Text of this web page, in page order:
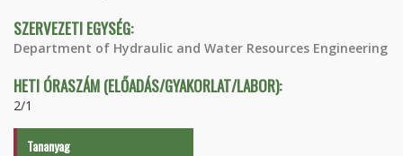
SZERVEZETI EGYSÉG:
Department of Hydraulic and Water Resources Engineering
HETI ÓRASZÁM (ELŐADÁS/GYAKORLAT/LABOR):
2/1
Tananyag